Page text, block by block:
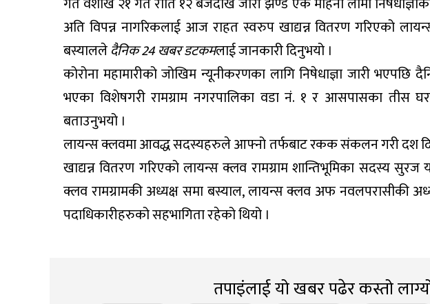
अति विपन्न नागरिकलाई आज राहत स्वरुप खाद्यन्न वितरण गरिएको
बस्याललेदैनिक 24 खबर डटकमलाई जानकारी दिनुभयो ।
कोरोना महामारीको जोखिम न्यूनीकरणका लागि निषेधाज्ञा जारी भएपछि
भएका विशेषगरी रामग्राम नगरपालिका वडा नं. १ र आसपासका तीस
बताउनुभयो ।
लायन्स क्लवमा आवद्ध सदस्यहरुले आफ्नो तर्फबाट रकक संकलन गरी दश
खाद्यन्न वितरण गरिएको लायन्स क्लव रामग्राम शान्तिभूमिका सदस्य
क्लव रामग्रामकी अध्यक्ष समा बस्याल, लायन्स क्लव अफ नवलपरासीकी
पदाधिकारीहरुको सहभागिता रहेको थियो ।
तपाइंलाई यो खबर पढेर कस्तो